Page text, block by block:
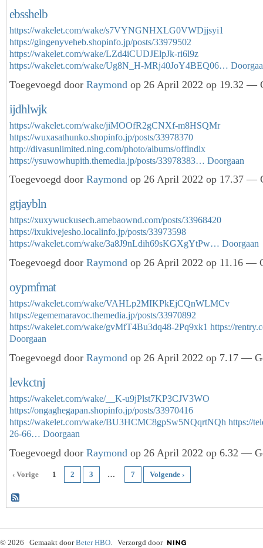
ebsshelb
https://wakelet.com/wake/s7VYNGNHXLG0VWDjjsyi1
https://gingenyveheb.shopinfo.jp/posts/33979502
https://wakelet.com/wake/LZd4iCUDJElpJk-ri6l9z
https://wakelet.com/wake/Ug8N_H-MRj40JoY4BEQ06…
Toegevoegd door Raymond op 26 April 2022 op 19.32 —
ijdhlwjk
https://wakelet.com/wake/jiMOOfR2gCNXf-m8HSQMr
https://wuxasathunko.shopinfo.jp/posts/33978370
http://divasunlimited.ning.com/photo/albums/offlndlx
https://ysuwowhupith.themedia.jp/posts/33978383… Doorgaan
Toegevoegd door Raymond op 26 April 2022 op 17.37 —
gtjaybln
https://xuxywuckusech.amebaownd.com/posts/33968420
https://ixukivejesho.localinfo.jp/posts/33973598
https://wakelet.com/wake/3a8J9nLdih69sKGXgYtPw… Doorgaan
Toegevoegd door Raymond op 26 April 2022 op 11.16 —
oypmfmat
https://wakelet.com/wake/VAHLp2MIKPkEjCQnWLMCv
https://egememaravoc.themedia.jp/posts/33970892
https://wakelet.com/wake/gvMfT4Bu3dq48-2Pq9xk1 https://
Doorgaan
Toegevoegd door Raymond op 26 April 2022 op 7.17 —
levkctnj
https://wakelet.com/wake/__K-u9jPlst7KP3CJV3WO
https://ongaghegapan.shopinfo.jp/posts/33970416
https://wakelet.com/wake/BU3HCMC8gpSw5NQqrtNQh https://
26-66… Doorgaan
Toegevoegd door Raymond op 26 April 2022 op 6.32 —
‹ Vorige 1 2 3 … 7 Volgende ›
© 2026 Gemaakt doorBeter HBO. Verzorgd door